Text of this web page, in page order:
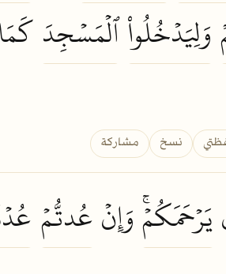
وَلِيَدۡخُلُواْٱلۡمَسۡجِدَكَمَا
نسخ مشاركة
يَرۡحَمَكُمۡۚوَإِنۡعُدتُّمۡ